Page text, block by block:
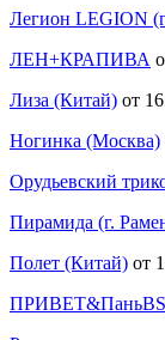
Легион LEGION
ЛЕН+КРАПИВА
Лиза (Китай) от
Ногинка (Москва)
Орудьевский
Пирамида (г.
Полет (Китай) от
ПРИВЕТ&ПаньBS